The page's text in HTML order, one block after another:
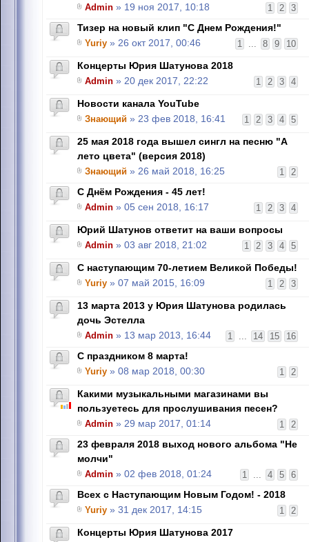
1 2 3
Admin » 19 ноя 2017, 10:18
Тизер на новый клип "С Днем Рождения!"
1 ... 8 9 10
Yuriy » 26 окт 2017, 00:46
Концерты Юрия Шатунова 2018
1 2 3 4
Admin » 20 дек 2017, 22:22
Новости канала YouTube
1 2 3 4 5
Знающий » 23 фев 2018, 16:41
25 мая 2018 года вышел сингл на песню "А
лето цвета" (версия 2018)
1 2
Знающий » 26 май 2018, 16:25
С Днём Рождения - 45 лет!
1 2 3 4
Admin » 05 сен 2018, 16:17
Юрий Шатунов ответит на ваши вопросы
1 2 3 4 5
Admin » 03 авг 2018, 21:02
С наступающим 70-летием Великой Победы!
1 2 3
Yuriy » 07 май 2015, 16:09
13 марта 2013 у Юрия Шатунова родилась
дочь Эстелла
1 ... 14 15 16
Admin » 13 мар 2013, 16:44
С праздником 8 марта!
1 2
Yuriy » 08 мар 2018, 00:30
Какими музыкальными магазинами вы
пользуетесь для прослушивания песен?
1 2
Admin » 29 мар 2017, 01:14
23 февраля 2018 выход нового альбома "Не
молчи"
1 ... 4 5 6
Admin » 02 фев 2018, 01:24
Всех с Наступающим Новым Годом! - 2018
1 2
Yuriy » 31 дек 2017, 14:15
Концерты Юрия Шатунова 2017